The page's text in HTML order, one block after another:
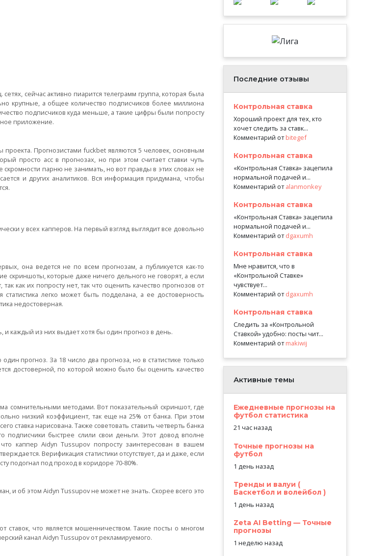
сейчас активно пиарится телеграмм группа, которая была
крупные, а общее количество подписчиков более миллиона
подписчиков куда меньше, а такие цифры были попросту
приложение.
Прогнозистами fuckbet являются 5 человек, основным
просто асс в прогнозах, но при этом считает ставки чуть
скромности парню не занимать, но вот правды в этих словах не
и других аналитиков. Вся информация придумана, чтобы
у всех капперов. На первый взгляд выглядит все довольно
она ведется не по всем прогнозам, а публикуется как-то
скриншоты, которые даже ничего дельного не говорят, а если
как их попросту нет, так что оценить качество прогнозов от
легко может быть подделана, а ее достоверность
недостоверная.
и каждый из них выдает хотя бы один прогноз в день.
прогноз. За 18 число два прогноза, но в статистике только
достоверной, по которой можно было бы оценить качество
сомнительными методами. Вот показательный скриншот, где
низкий коэффициент, так еще на 25% от банка. При этом
ставка нарисована. Также советовать ставить четверть банка
подписчики быстрее слили свои деньги. Этот довод вполне
каппер Aidyn Tussupov попросту заинтересован в вашем
Верификация статистики отсутствует, да и даже, если
подогнал под проход в коридоре 70-80%.
и об этом Aidyn Tussupov не может не знать. Скорее всего это
ставок, что является мошенничеством. Такие посты о многом
канал Aidyn Tussupov от рекламируемого.
Последние отзывы
Контрольная ставка
Хороший проект для тех, кто
хочет следить за ставк...
Комментарий отbitegef
Контрольная ставка
«Контрольная Ставка» зацепила
нормальной подачей и...
Комментарий отalanmonkey
Контрольная ставка
«Контрольная Ставка» зацепила
нормальной подачей и...
Комментарий отdgaxumh
Контрольная ставка
Мне нравится, что в
«Контрольной Ставке»
чувствует...
Комментарий отdgaxumh
Контрольная ставка
Следить за «Контрольной
Ставкой» удобно: посты чит...
Комментарий отmakiwij
Активные темы
Ежедневные прогнозы на
футбол статистика
21 час назад
Точные прогнозы на
футбол
1 день назад
Тренды и валуи (
Баскетбол и волейбол )
1 день назад
Zeta AI Betting — Точные
прогнозы
1 неделю назад